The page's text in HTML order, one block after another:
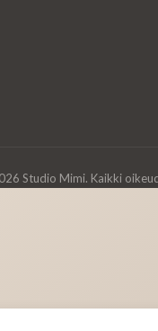
Studio Mimi. Kaikki